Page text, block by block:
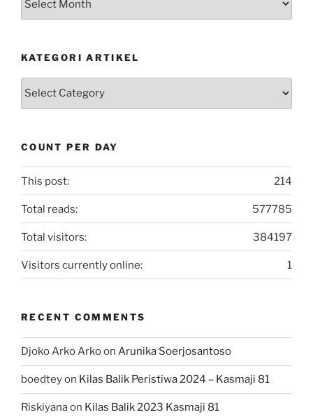
KATEGORI ARTIKEL
Kategori
COUNT PER DAY
214
This post:
577785
Total reads:
384197
Total visitors:
1
Visitors currently online:
RECENT COMMENTS
Djoko Arko Arkoon Arunika Soerjosantoso
boedteyon Kilas Balik Peristiwa 2024 – Kasmaji 81
Riskiyanaon Kilas Balik 2023 Kasmaji 81